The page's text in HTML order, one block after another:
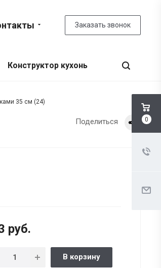
Заказать звонок
Конструктор кухонь
35 см (24)
Поделиться
руб.
В корзину
0